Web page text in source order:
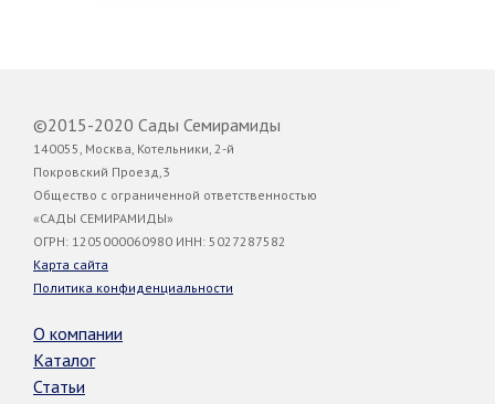
©2015-2020 Сады Семирамиды
140055, Москва, Котельники, 2-й
Покровский Проезд,3
Общество с ограниченной ответственностью
«САДЫ СЕМИРАМИДЫ»
ОГРН: 1205000060980 ИНН: 5027287582
Карта сайта
Политика конфиденциальности
О компании
Каталог
Статьи